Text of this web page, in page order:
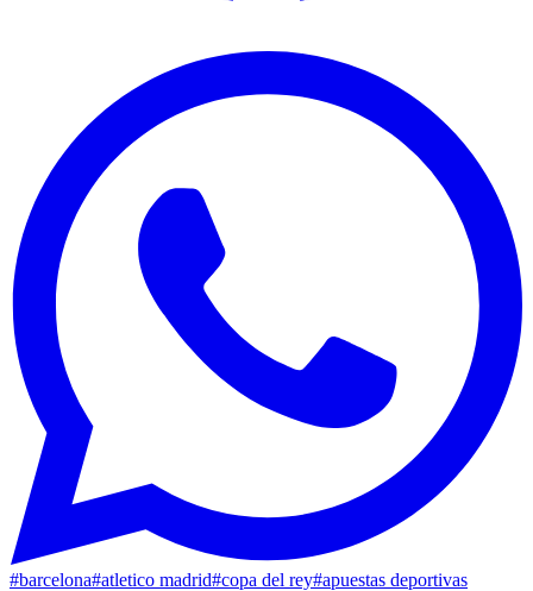
#barcelona#atletico madrid#copa del rey#apuestas deportivas